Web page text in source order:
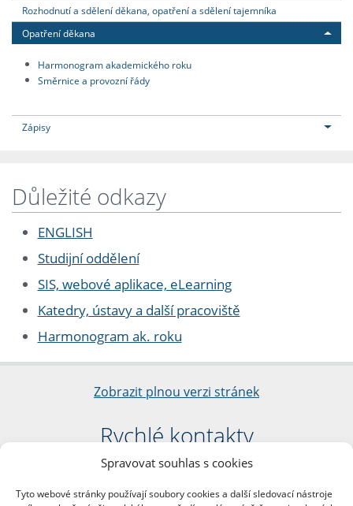
Spravovat souhlas s cookies
Tyto webové stránky používají soubory cookies a další sledovací nástroje
Rozhodnutí a sdělení děkana, opatření a sdělení tajemníka
Opatření děkana
Harmonogram akademického roku
Směrnice a provozní řády
Zápisy
Důležité odkazy
ENGLISH
Studijní oddělení
SIS, webové aplikace, eLearning
Katedry, ústavy a další pracoviště
Harmonogram ak. roku
Zobrazit plnou verzi stránek
Rychlé kontakty
Filozofická fakulta
nám. Jana Palacha 1/2